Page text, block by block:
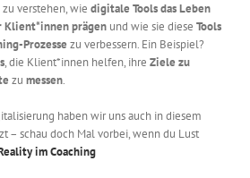
verstehen, wie digitale Tools das Leben
prägenund wie sie diese Tools
Prozesse zu verbessern. Ein Beispiel?
, die Klient*innen helfen, ihre Ziele zu
zu messen.
haben wir uns auch in diesem
– schau doch Mal vorbei, wenn du Lust
im Coaching